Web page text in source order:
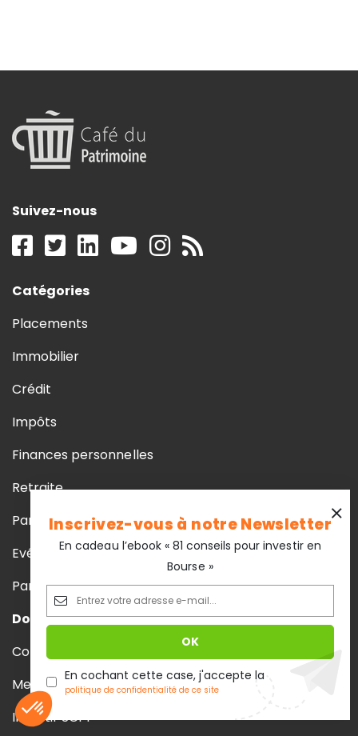
Inscrivez-vous à notre Newsletter
En cadeau l’ebook « 81 conseils pour investir en
Bourse »
En cochant cette case, j'accepte la
politique de confidentialité de ce site
Suivez-nous
Catégories
Placements
Immobilier
Crédit
Impôts
Finances personnelles
Retraite
Parole d’experts
Evénements et partenariats
Parrainage
Dossiers phares
Comparatif assurance vie
Meilleur livret
Investir SCPI